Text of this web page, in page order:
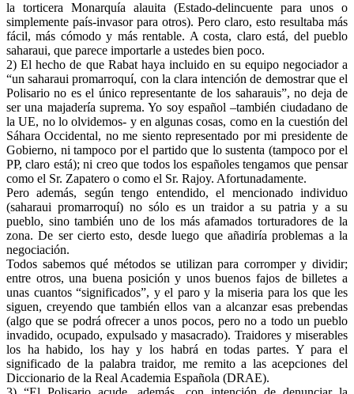
la torticera Monarquía alauita (Estado-delincuente para unos o
simplemente país-invasor para otros). Pero claro, esto resultaba más
fácil, más cómodo y más rentable. A costa, claro está, del pueblo
saharaui, que parece importarle a ustedes bien poco.
2) El hecho de que Rabat haya incluido en su equipo negociador a
“un saharaui promarroquí, con la clara intención de demostrar que el
Polisario no es el único representante de los saharauis”, no deja de
ser una majadería suprema. Yo soy español –también ciudadano de
la UE, no lo olvidemos- y en algunas cosas, como en la cuestión del
Sáhara Occidental, no me siento representado por mi presidente de
Gobierno, ni tampoco por el partido que lo sustenta (tampoco por el
PP, claro está); ni creo que todos los españoles tengamos que pensar
como el Sr. Zapatero o como el Sr. Rajoy. Afortunadamente.
Pero además, según tengo entendido, el mencionado individuo
(saharaui promarroquí) no sólo es un traidor a su patria y a su
pueblo, sino también uno de los más afamados torturadores de la
zona. De ser cierto esto, desde luego que añadiría problemas a la
negociación.
Todos sabemos qué métodos se utilizan para corromper y dividir;
entre otros, una buena posición y unos buenos fajos de billetes a
unas cuantos “significados”, y el paro y la miseria para los que les
siguen, creyendo que también ellos van a alcanzar esas prebendas
(algo que se podrá ofrecer a unos pocos, pero no a todo un pueblo
invadido, ocupado, expulsado y masacrado). Traidores y miserables
los ha habido, los hay y los habrá en todas partes. Y para el
significado de la palabra traidor, me remito a las acepciones del
Diccionario de la Real Academia Española (DRAE).